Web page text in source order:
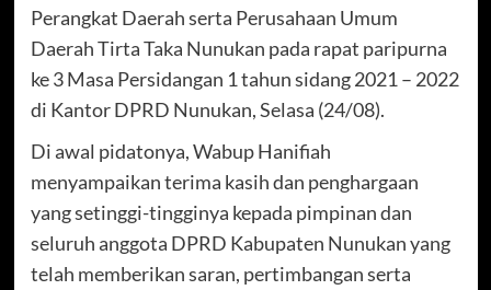
Perangkat Daerah serta Perusahaan Umum
Daerah Tirta Taka Nunukan pada rapat paripurna
ke 3 Masa Persidangan 1 tahun sidang 2021 – 2022
di Kantor DPRD Nunukan, Selasa (24/08).
Di awal pidatonya, Wabup Hanifiah
menyampaikan terima kasih dan penghargaan
yang setinggi-tingginya kepada pimpinan dan
seluruh anggota DPRD Kabupaten Nunukan yang
telah memberikan saran, pertimbangan serta